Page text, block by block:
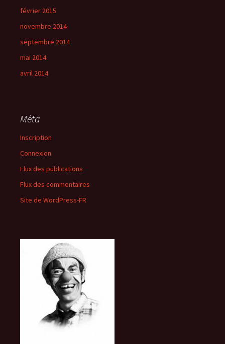
février 2015
novembre 2014
septembre 2014
mai 2014
avril 2014
Méta
Inscription
Connexion
Flux des publications
Flux des commentaires
Site de WordPress-FR